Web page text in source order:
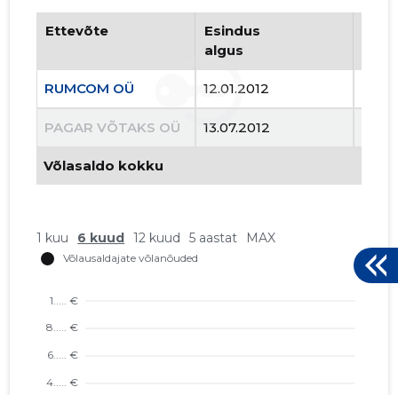
Ettevõte
Esindus
algus
RUMCOM OÜ 12.01.2012
PAGAR VÕTAKS OÜ 13.07.2012
Võlasaldo kokku
1 kuu 6 kuud 12 kuud 5 aastat MAX